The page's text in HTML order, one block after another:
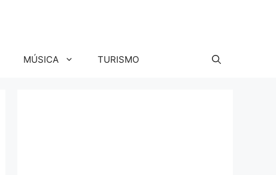
MÚSICA TURISMO